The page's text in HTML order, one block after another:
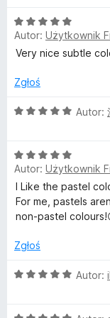
a
:
5
5
O
c
e
a
5
Autor: Użytkownik
Very nice subtle
Zgłoś
O
n
a
:
5
/
Autor:
O
c
e
n
a
5
5
Autor: Użytkownik
I Like the pastel
For me, pastels
non-pastel
Zgłoś
O
Autor: